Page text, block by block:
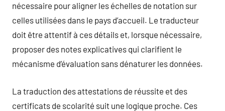
nécessaire pour aligner les échelles de notation sur
celles utilisées dans le pays d’accueil. Le traducteur
doit être attentif à ces détails et, lorsque nécessaire,
proposer des notes explicatives qui clarifient le
mécanisme d’évaluation sans dénaturer les données.
La traduction des attestations de réussite et des
certificats de scolarité suit une logique proche. Ces